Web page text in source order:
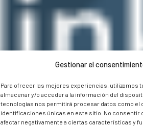
Gestionar el
Para ofrecer las mejores experiencias, utilizamos
almacenar y/o acceder a la información del
tecnologías nos permitirá procesar datos como el
identificaciones únicas en este sitio. No consentir
afectar negativamente a ciertas características y